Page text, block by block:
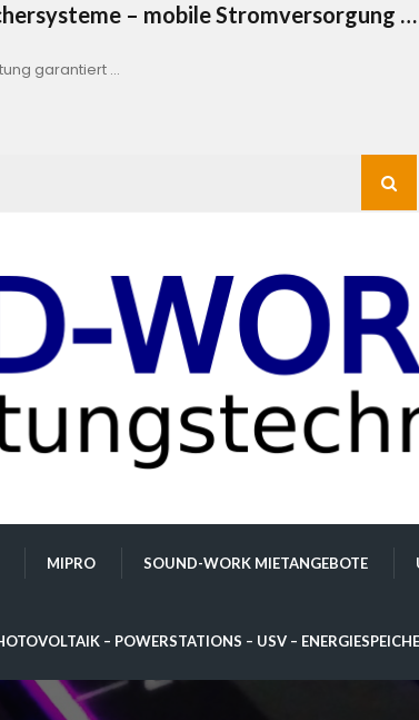
– mobile Stromversorgung …
garantiert …
MIPRO SOUND-WORK MIETANGEBOTE
– POWERSTATIONS – USV –